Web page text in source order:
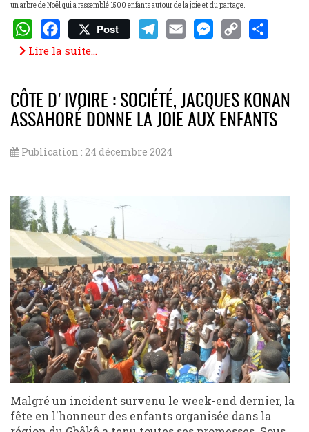
un arbre de Noël qui a rassemblé 1500 enfants autour de la joie et du partage.
WhatsApp
Facebook
Post
Lire la suite...
CÔTE D'IVOIRE : SOCIÉTÉ, JACQUES KONAN
ASSAHORÉ DONNE LA JOIE AUX ENFANTS
Publication : 24 décembre 2024
Malgré un incident survenu le week-end dernier, la
fête en l'honneur des enfants organisée dans la